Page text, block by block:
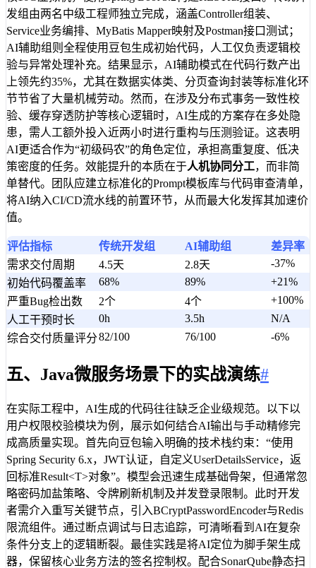
12
public Mono<String>
13
return webClient.post()
14
.uri("/generate")
15
.bodyValue(Map.of("model",
16
.retrieve ()
17
. bodyToMono(CodeResponse.
18
.map(CodeResponse::
19
}
20
}
发组由两名中级工程师独立完成，涵盖Controller组装、
Service业务编排、MyBatis Mapper映射及Postman接口测试；
AI辅助组则全程使用豆包生成初始代码，人工仅负责逻辑校
验与异常处理补充。结果显示，AI辅助模式在代码行数产出
上领先约35%，尤其在数据实体类、分页查询封装等标准化环
节节省了大量机械劳动。然而，在涉及分布式事务一致性校
验、缓存穿透防护等核心逻辑时，AI生成的方案存在多处隐
患，需人工额外投入近两小时进行重构与压测验证。这表明
AI更适合作为“初级码农”的角色定位，承担高重复度、低决
策密度的任务。效能提升的本质在于人机协同分工，而非简
单替代。团队应建立标准化的Prompt模板库与代码审查清单，
将AI纳入CI/CD流水线的前置环节，从而最大化发挥其加速价
值。
评估指标 传统开发组 AI辅助组
差异率
需求交付周期
4.5天 2.8天
-37%
初始代码覆盖率
68% 89%
+21%
严重Bug检出数
2个 4个
+100%
人工干预时长
0h 3.5h
N/A
综合交付质量评分82/100 76/100 -6%
五、Java微服务场景下的实战演练#
在实际工程中，AI生成的代码往往缺乏企业级规范。以下以
用户权限校验模块为例，展示如何结合AI输出与手动精修完
成高质量实现。首先向豆包输入明确的技术栈约束：“使用
Spring Security 6.x，JWT认证，自定义UserDetailsService，返
回标准Result<T>对象”。模型会迅速生成基础骨架，但通常忽
略密码加盐策略、令牌刷新机制及并发登录限制。此时开发
者需介入重写关键节点，引入BCryptPasswordEncoder与Redis
限流组件。通过断点调试与日志追踪，可清晰看到AI在复杂
条件分支上的逻辑断裂。最佳实践是将AI定位为脚手架生成
器，保留核心业务方法的签名控制权。配合SonarQube静态扫